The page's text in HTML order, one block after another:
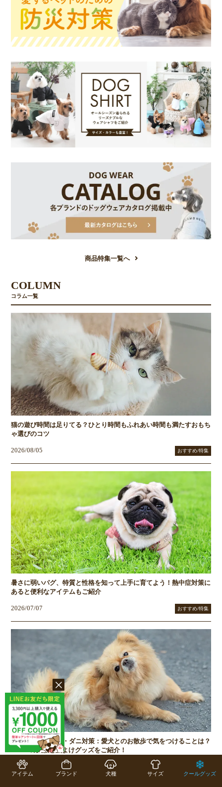
アイテム ブランド 犬種 サイズ クールグッズ
商品特集一覧へ
COLUMN
コラム一覧
猫の遊び時間は足りてる？ひとり時間もふれあい時間も満たすおもち
ゃ選びのコツ
2026/08/05 おすすめ/特集
暑さに弱いパグ、特質と性格を知って上手に育てよう！熱中症対策に
あると便利なアイテムもご紹介
2026/07/07 おすすめ/特集
梅雨から秋のノミ・ダニ対策：愛犬とのお散歩で気をつけることは？
Caluluの犬服と虫よけグッズをご紹介！
2026/06/01 おすすめ/特集